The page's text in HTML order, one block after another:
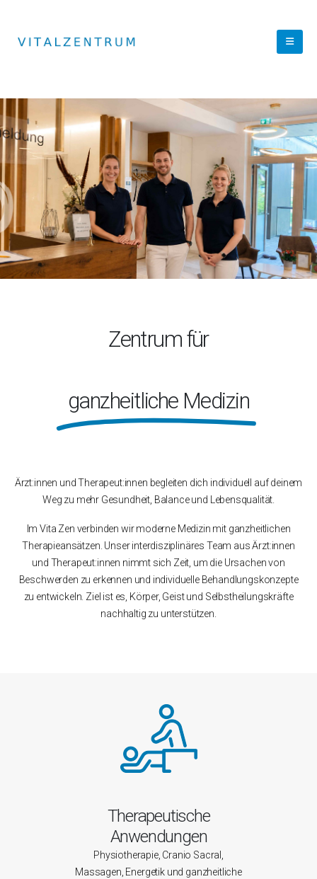
Zentrum für
ganzheitliche Medizin
Ärzt:innen und Therapeut:innen begleiten dich individuell auf deinem
Weg zu mehr Gesundheit, Balance und Lebensqualität.
Im Vita Zen verbinden wir moderne Medizin mit ganzheitlichen
Therapieansätzen. Unser interdisziplinäres Team aus Ärzt:innen
und Therapeut:innen nimmt sich Zeit, um die Ursachen von
Beschwerden zu erkennen und individuelle Behandlungskonzepte
zu entwickeln. Ziel ist es, Körper, Geist und Selbstheilungskräfte
nachhaltig zu unterstützen.
Therapeutische
Anwendungen
Physiotherapie, Cranio Sacral,
Massagen, Energetik und ganzheitliche